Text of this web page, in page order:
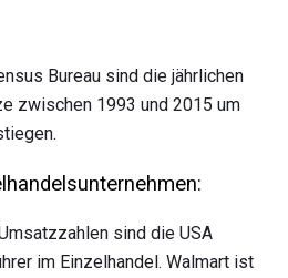
Bureau sind die jährlichen
zwischen 1993 und 2015 um
sind die USA
im Einzelhandel. Walmart ist